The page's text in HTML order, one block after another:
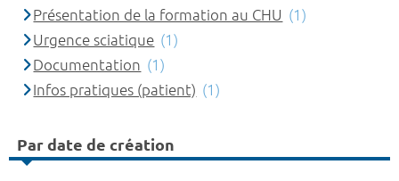
Présentation de la formation au CHU (1)
Urgence sciatique (1)
Documentation (1)
Infos pratiques (patient) (1)
Par date de création